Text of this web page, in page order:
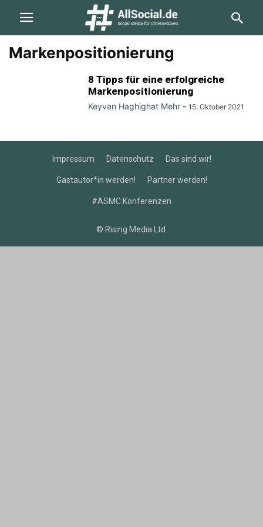
Markenpositionierung
8 Tipps für eine erfolgreiche
Markenpositionierung
Keyvan Haghighat Mehr - 15. Oktober 2021
Impressum Datenschutz Das sind wir!
Gastautor*in werden! Partner werden!
#ASMC Konferenzen
© Rising Media Ltd.